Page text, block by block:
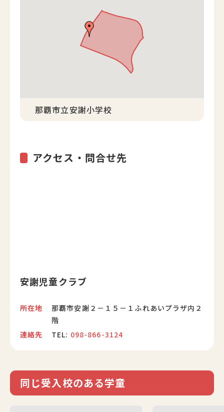
那覇市立安謝小学校
アクセス・問合せ先
安謝児童クラブ
所在地
那覇市安謝２－１５－１ふれあいプラザ内２
階
連絡先
TEL: 098-866-3124
同じ受入校のある学童